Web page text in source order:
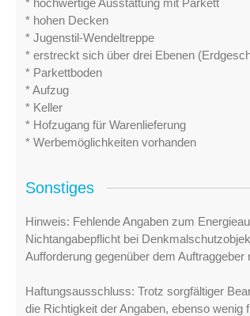
* hohen Decken
* Jugenstil-Wendeltreppe
* erstreckt sich über drei Ebenen
* Parkettboden
* Aufzug
* Keller
* Hofzugang für Warenlieferung
* Werbemöglichkeiten vorhanden
Sonstiges
Hinweis: Fehlende Angaben zum
Nichtangabepflicht bei
Aufforderung gegenüber dem Auftraggeber
Haftungsausschluss: Trotz sorgfältiger
die Richtigkeit der Angaben, ebenso wenig